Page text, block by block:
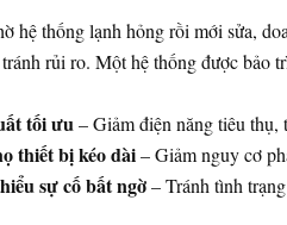
hệ thống lạnh hỏng rồi mới sửa,
rủi ro. Một hệ thống được bảo
tối ưu– Giảm điện năng tiêu thụ,
thiết bị kéo dài– Giảm nguy cơ
sự cố bất ngờ– Tránh tình